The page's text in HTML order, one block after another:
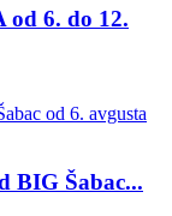
6. do 12.
BIG Šabac...